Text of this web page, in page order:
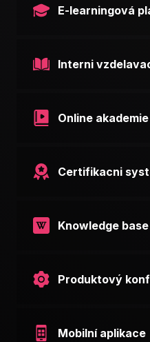
E-learningová
Interni
Online akademie
Certifikacni
Knowledge
Produktový
Mobilní aplikace